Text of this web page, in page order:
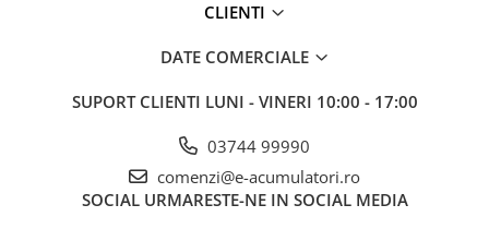
CLIENTI
DATE COMERCIALE
SUPORT CLIENTI LUNI - VINERI 10:00 - 17:00
03744 99990
comenzi@e-acumulatori.ro
SOCIAL URMARESTE-NE IN SOCIAL MEDIA